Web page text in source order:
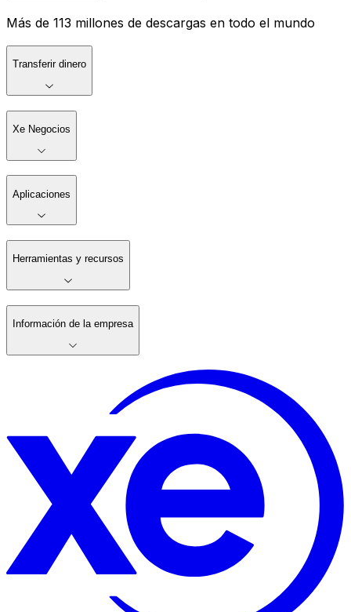
Más de 113 millones de descargas en todo el mundo
Transferir dinero
Xe Negocios
Aplicaciones
Herramientas y recursos
Información de la empresa